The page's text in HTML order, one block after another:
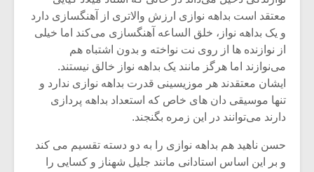
معتقد است بداهه نوازی ارزش والاتری از آهنگسازی دارد
و یک بداهه نواز، خلق الساعه آهنگسازی می‌کند اما خیلی
از نوازنده ها از روی نت نواخته و بدون اشتباه هم
می‌نوازند اما هرگز مانند یک بداهه نواز خالق نیستند.
ایشان معتقدند هر موزیسینی قدرت بداهه نوازی ندارد و
تنها موسیقی دان های خاص که استعداد بداهه پردازی
دارند می‌توانند در این زمره بگنجند.
حسن ناهید هم بداهه نوازی را به دو دسته تقسیم می کند
و بر این اساس استادانی مانند جلیل شهناز و کسایی را
مشهورترین باشی،
بدنام ترین باش